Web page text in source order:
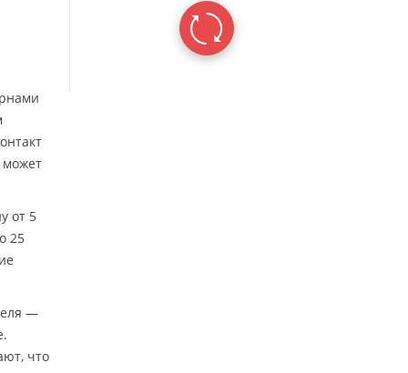
может
от 5
25
—
что